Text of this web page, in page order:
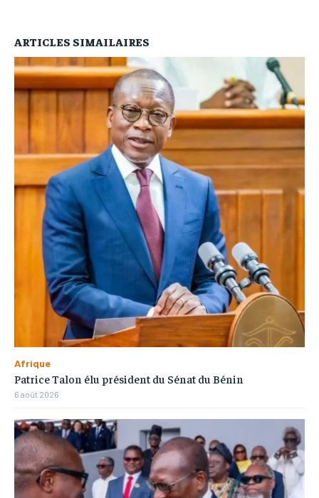
ARTICLES SIMAILAIRES
Afrique
Patrice Talon élu président du Sénat du Bénin
6 août 2026